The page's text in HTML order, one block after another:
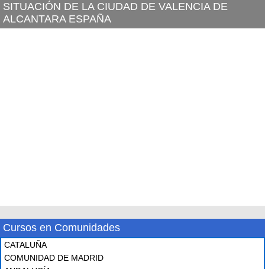
SITUACIÓN DE LA CIUDAD DE VALENCIA DE
ALCANTARA ESPAÑA
Cursos en Comunidades
CATALUÑA
COMUNIDAD DE MADRID